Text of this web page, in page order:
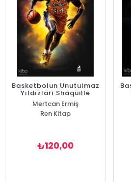
Basketbolun Unutulmaz
Yıldızları Shaquille
O'Neal
Mertcan Ermiş
Ren Kitap
₺120,00